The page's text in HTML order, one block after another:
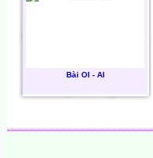
Bài OI - AI